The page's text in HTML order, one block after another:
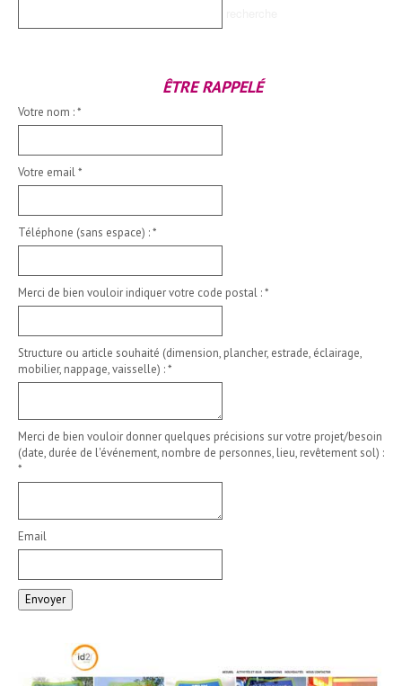
ÊTRE RAPPELÉ
Votre nom :*
Votre email*
Téléphone (sans espace) :*
Merci de bien vouloir indiquer votre code postal :*
Structure ou article souhaité (dimension, plancher, estrade, éclairage,
mobilier, nappage, vaisselle) :*
Merci de bien vouloir donner quelques précisions sur votre projet/besoin
(date, durée de l'événement, nombre de personnes, lieu, revêtement sol) :
*
Email
Envoyer